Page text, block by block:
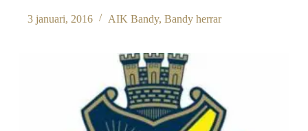
3 januari, 2016 AIK Bandy, Bandy herrar